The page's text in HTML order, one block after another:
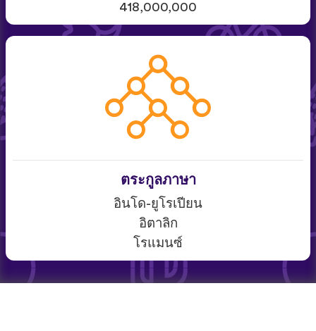
418,000,000
ตระกูลภาษา
อินโด-ยูโรเปียน
อิตาลิก
โรแมนซ์